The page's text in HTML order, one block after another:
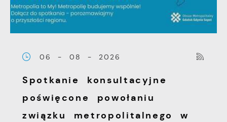
06 - 08 - 2026
Spotkanie konsultacyjne
poświęcone powołaniu
związku metropolitalnego w